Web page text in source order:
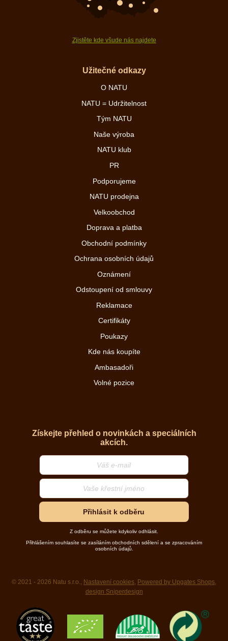
Zjistěte kde všude nás najdete
Užitečné odkazy
O NATU
NATU = Udržitelnost
Tým NATU
Naše výroba
NATU klub
PR
Podporujeme
NATU prodejna
Velkoobchod
Doprava a platba
Obchodní podmínky
Ochrana osobních údajů
Oznámení
Odstoupení od smlouvy
Reklamace
Certifikáty
Poukazy
Kde nás koupíte
Ambasadoři
Volné pozice
Získejte přehled o novinkách a speciálních
akcích.
Přihlásit k odběru
Z odběru se můžete kdykoliv odhlásit.
Přihlášením souhlasíte se zasíláním obchodních sdělení a se zpracováním
osobních údajů.
© 2021 - 2026 Natu s.r.o., Nastavení cookies, Powered by Upgates Shops,
design Sniperdesign